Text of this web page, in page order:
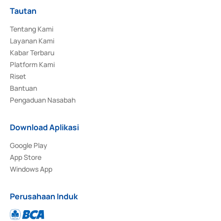
Tautan
Tentang Kami
Layanan Kami
Kabar Terbaru
Platform Kami
Riset
Bantuan
Pengaduan Nasabah
Download Aplikasi
Google Play
App Store
Windows App
Perusahaan Induk